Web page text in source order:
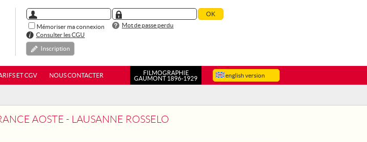
Mémoriser ma connexion
Mot de passe perdu
Consulter les CGU
Inscription
english version
ET CGV NOUS CONTACTER
FILMOGRAPHIE
GAUMONT 1896-1929
AOSTE - LAUSANNE ROSSELO